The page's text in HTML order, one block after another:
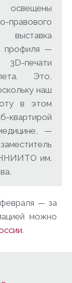
освещены
правового
выставка
профиля —
печати
Это,
наш
в этом
квартирой
—
ННИИТО им.
— за
можно
.